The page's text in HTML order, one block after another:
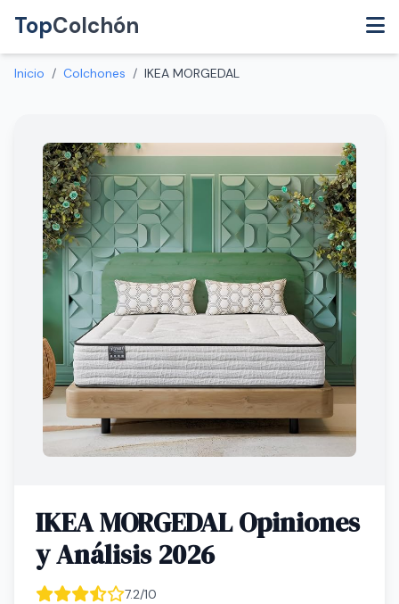
TopColchón
Inicio / Colchones / IKEA MORGEDAL
IKEA MORGEDAL Opiniones
y Análisis 2026
7.2/10